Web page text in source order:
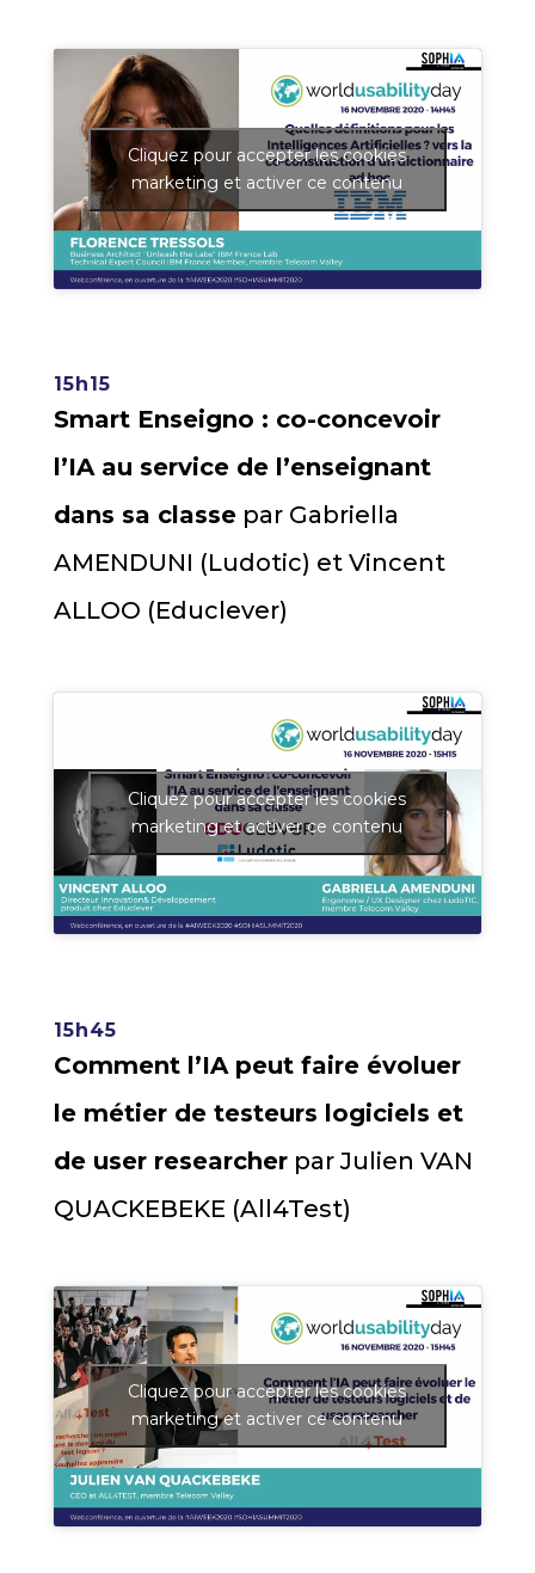
Cliquez pour accepter les cookies
marketing et activer ce contenu
15h15
Smart Enseigno : co-concevoir
l’IA au service de l’enseignant
dans sa classepar Gabriella
AMENDUNI (Ludotic) et Vincent
ALLOO (Educlever)
Cliquez pour accepter les cookies
marketing et activer ce contenu
15h45
Comment l’IA peut faire évoluer
le métier de testeurs logiciels et
de user researcherpar Julien VAN
QUACKEBEKE (All4Test)
Cliquez pour accepter les cookies
marketing et activer ce contenu